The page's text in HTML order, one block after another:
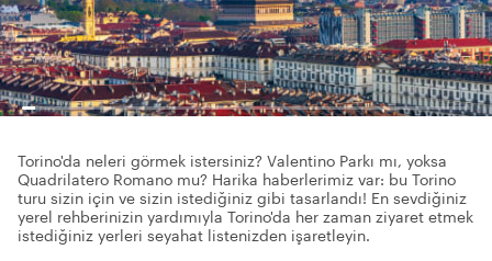
Torino'da neleri görmek istersiniz? Valentino Parkı mı, yoksa
Quadrilatero Romano mu? Harika haberlerimiz var: bu Torino
turu sizin için ve sizin istediğiniz gibi tasarlandı! En sevdiğiniz
yerel rehberinizin yardımıyla Torino'da her zaman ziyaret etmek
istediğiniz yerleri seyahat listenizden işaretleyin.